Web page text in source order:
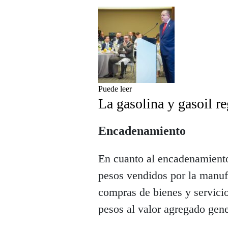
Puede leer
La gasolina y gasoil
Encadenamiento
En cuanto al
pesos vendidos por la
compras de bienes y
pesos al valor agregado